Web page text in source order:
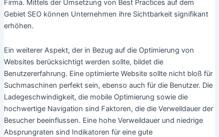
Firma. Mittels der Umsetzung von Best Practices auf dem
Gebiet SEO können Unternehmen ihre Sichtbarkeit signifikant
erhöhen.
Ein weiterer Aspekt, der in Bezug auf die Optimierung von
Websites berücksichtigt werden sollte, bildet die
Benutzererfahrung. Eine optimierte Website sollte nicht bloß für
Suchmaschinen perfekt sein, ebenso auch für die Benutzer. Die
Ladegeschwindigkeit, die mobile Optimierung sowie die
hochwertige Navigation sind Faktoren, die die Verweildauer der
Besucher beeinflussen. Eine hohe Verweildauer und niedrige
Absprungraten sind Indikatoren für eine gute